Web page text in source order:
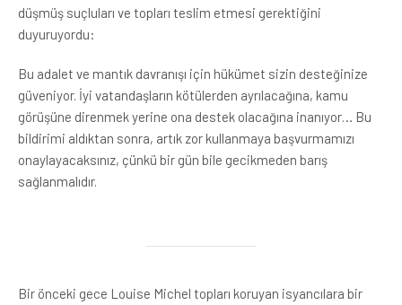
düşmüş suçluları ve topları teslim etmesi gerektiğini
duyuruyordu:
Bu adalet ve mantık davranışı için hükümet sizin desteğinize
güveniyor. İyi vatandaşların kötülerden ayrılacağına, kamu
görüşüne direnmek yerine ona destek olacağına inanıyor… Bu
bildirimi aldıktan sonra, artık zor kullanmaya başvurmamızı
onaylayacaksınız, çünkü bir gün bile gecikmeden barış
sağlanmalıdır.
Bir önceki gece Louise Michel topları koruyan isyancılara bir